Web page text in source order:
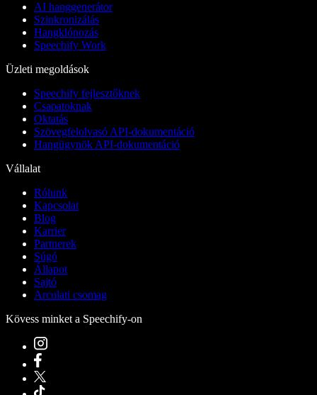
AI hanggenerátor
Szinkronizálás
Hangklónozás
Speechify Work
Üzleti megoldások
Speechify fejlesztőknek
Csapatoknak
Oktatás
Szövegfelolvasó API-dokumentáció
Hangügynök API-dokumentáció
Vállalat
Rólunk
Kapcsolat
Blog
Karrier
Partnerek
Súgó
Állapot
Sajtó
Arculati csomag
Kövess minket a Speechify-on